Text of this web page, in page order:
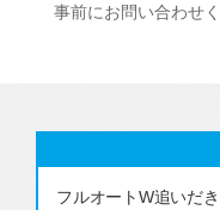
事前にお問い合わせく
フルオートW追いだ